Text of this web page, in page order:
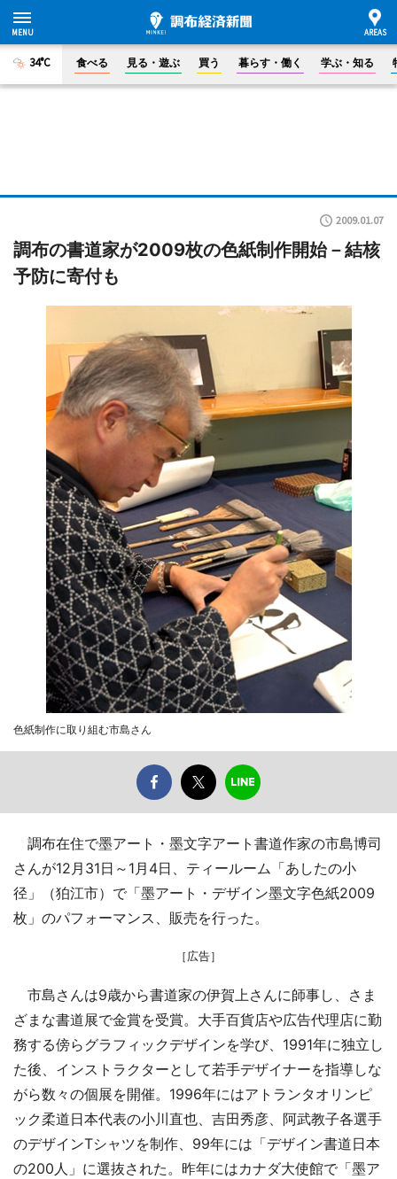
34°C 食べる 見る・遊ぶ 買う 暮らす・働く 学ぶ・知る
2009.01.07
調布の書道家が2009枚の色紙制作開始－結核
予防に寄付も
色紙制作に取り組む市島さん
調布在住で墨アート・墨文字アート書道作家の市島博司
さんが12月31日～1月4日、ティールーム「あしたの小
径」（狛江市）で「墨アート・デザイン墨文字色紙2009
枚」のパフォーマンス、販売を行った。
［広告］
市島さんは9歳から書道家の伊賀上さんに師事し、さま
ざまな書道展で金賞を受賞。大手百貨店や広告代理店に勤
務する傍らグラフィックデザインを学び、1991年に独立し
た後、インストラクターとして若手デザイナーを指導しな
がら数々の個展を開催。1996年にはアトランタオリンピ
ック柔道日本代表の小川直也、吉田秀彦、阿武教子各選手
のデザインTシャツを制作、99年には「デザイン書道日本
の200人」に選抜された。昨年にはカナダ大使館で「墨ア